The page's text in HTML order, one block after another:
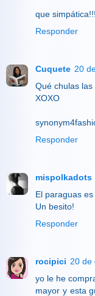
que
Responder
Cuquete 20
Qué chulas
XOXO
Responder
mispolkadots
El paraguas
Un besito!
Responder
rocipici 20 de
yo le he
mayor y esta